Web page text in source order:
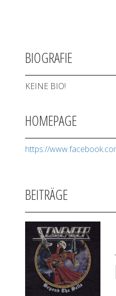
BIOGRAFIE
KEINE BIO!
HOMEPAGE
https://
BEITRÄGE